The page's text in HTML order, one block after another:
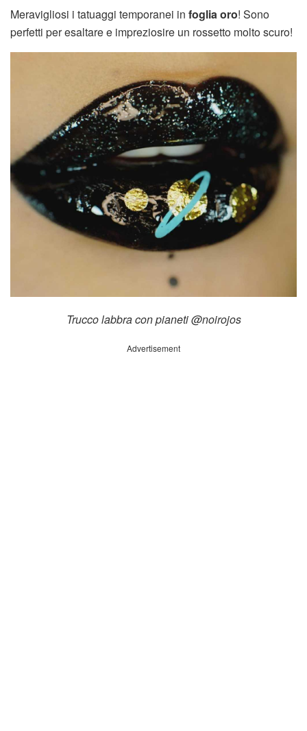
Meravigliosi i tatuaggi temporanei in foglia oro! Sono
perfetti per esaltare e impreziosire un rossetto molto scuro!
Trucco labbra con pianeti @noirojos
Advertisement